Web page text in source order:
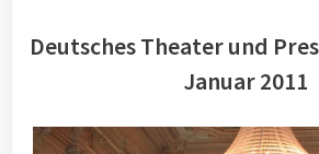
Deutsches Theater und
Januar 2011